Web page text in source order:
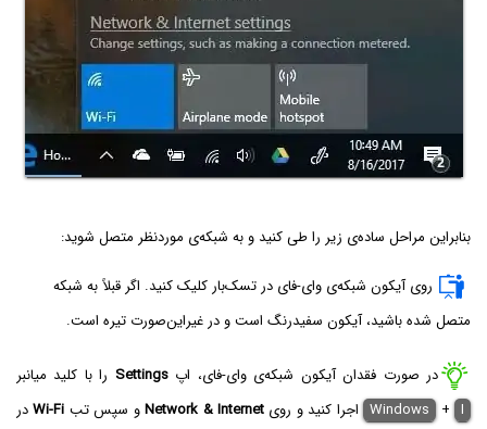
بنابراین مراحل ساده‌ی زیر را طی کنید و به شبکه‌ی موردنظر متصل شوید:
روی آیکون شبکه‌ی وای-فای در تسک‌بار کلیک کنید. اگر قبلاً به شبکه
متصل شده باشید، آیکون سفیدرنگ است و در غیراین‌صورت تیره است.
در صورت فقدان آیکون شبکه‌ی وای-فای، اپSettings را با کلید میانبر
Windows
+ I اجرا کنید و روی Network & Internetو سپس تب Wi-Fiدر